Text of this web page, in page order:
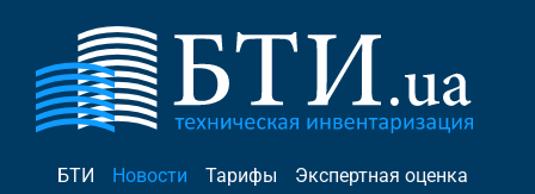
БТИ Новости Тарифы Экспертная оценка